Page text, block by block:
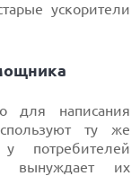
ускорители
для написания
ту же
потребителей
вынуждает их